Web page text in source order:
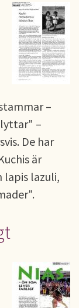
–
–
De har
är
lapis lazuli,